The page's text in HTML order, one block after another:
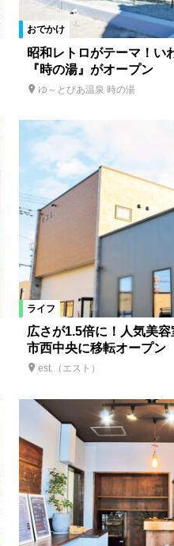
スペシャル
絞り込む
おでかけ
昭和レトロがテーマ！い
『時の湯』がオープン
ゆ～とぴあ温泉 時の湯
ライフ
広さが1.5倍に！人気美
市西中央に移転オープン
est.（エスト）